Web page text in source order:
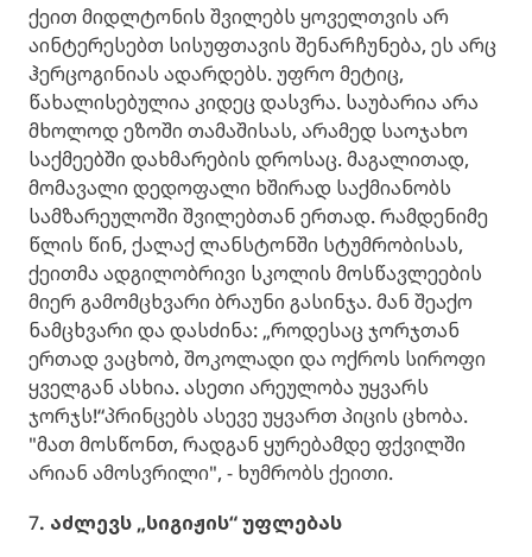
ქეით მიდლტონის შვილებს ყოველთვის არ
აინტერესებთ სისუფთავის შენარჩუნება, ეს არც
ჰერცოგინიას ადარდებს. უფრო მეტიც,
წახალისებულია კიდეც დასვრა. საუბარია არა
მხოლოდ ეზოში თამაშისას, არამედ საოჯახო
საქმეებში დახმარების დროსაც. მაგალითად,
მომავალი დედოფალი ხშირად საქმიანობს
სამზარეულოში შვილებთან ერთად. რამდენიმე
წლის წინ, ქალაქ ლანსტონში სტუმრობისას,
ქეითმა ადგილობრივი სკოლის მოსწავლეების
მიერ გამომცხვარი ბრაუნი გასინჯა. მან შეაქო
ნამცხვარი და დასძინა: „როდესაც ჯორჯთან
ერთად ვაცხობ, შოკოლადი და ოქროს სიროფი
ყველგან ასხია. ასეთი არეულობა უყვარს
ჯორჯს!“პრინცებს ასევე უყვართ პიცის ცხობა.
"მათ მოსწონთ, რადგან ყურებამდე ფქვილში
არიან ამოსვრილი", - ხუმრობს ქეითი.
7. აძლევს „სიგიჟის“ უფლებას